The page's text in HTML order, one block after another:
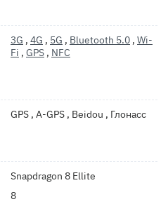
3G , 4G , 5G , Bluetooth 5.0 , Wi-
Fi , GPS , NFC
GPS , A-GPS , Beidou , Глонасс
Snapdragon 8 Ellite
8